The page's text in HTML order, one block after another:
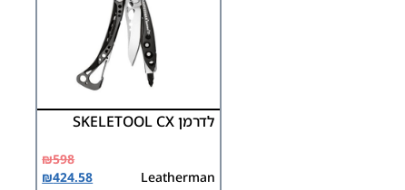
לדרמן SKELETOOL CX
Leatherman
₪598
₪424.58